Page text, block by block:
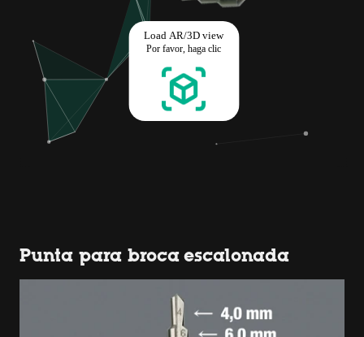
Punta para broca escalonada